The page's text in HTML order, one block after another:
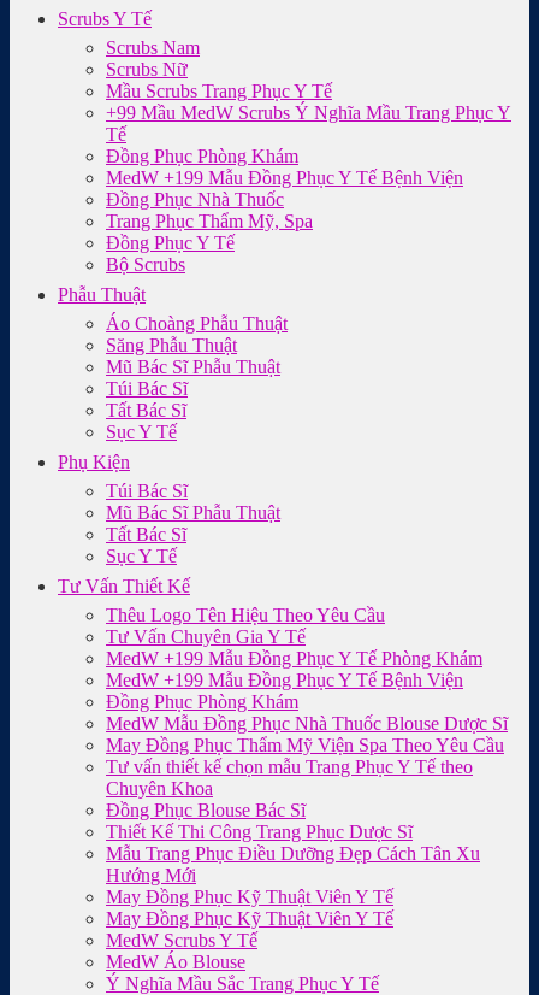
Scrubs Y Tế
Scrubs Nam
Scrubs Nữ
Mầu Scrubs Trang Phục Y Tế
+99 Mầu MedW Scrubs Ý Nghĩa Mầu Trang Phục Y
Tế
Đồng Phục Phòng Khám
MedW +199 Mẫu Đồng Phục Y Tế Bệnh Viện
Đồng Phục Nhà Thuốc
Trang Phục Thẩm Mỹ, Spa
Đồng Phục Y Tế
Bộ Scrubs
Phẫu Thuật
Áo Choàng Phẫu Thuật
Săng Phẫu Thuật
Mũ Bác Sĩ Phẫu Thuật
Túi Bác Sĩ
Tất Bác Sĩ
Sục Y Tế
Phụ Kiện
Túi Bác Sĩ
Mũ Bác Sĩ Phẫu Thuật
Tất Bác Sĩ
Sục Y Tế
Tư Vấn Thiết Kế
Thêu Logo Tên Hiệu Theo Yêu Cầu
Tư Vấn Chuyên Gia Y Tế
MedW +199 Mẫu Đồng Phục Y Tế Phòng Khám
MedW +199 Mẫu Đồng Phục Y Tế Bệnh Viện
Đồng Phục Phòng Khám
MedW Mẫu Đồng Phục Nhà Thuốc Blouse Dược Sĩ
May Đồng Phục Thẩm Mỹ Viện Spa Theo Yêu Cầu
Tư vấn thiết kế chọn mẫu Trang Phục Y Tế theo
Chuyên Khoa
Đồng Phục Blouse Bác Sĩ
Thiết Kế Thi Công Trang Phục Dược Sĩ
Mẫu Trang Phục Điều Dưỡng Đẹp Cách Tân Xu
Hướng Mới
May Đồng Phục Kỹ Thuật Viên Y Tế
May Đồng Phục Kỹ Thuật Viên Y Tế
MedW Scrubs Y Tế
MedW Áo Blouse
Ý Nghĩa Mầu Sắc Trang Phục Y Tế